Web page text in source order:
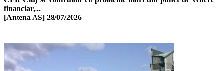
financiar,...
[Antena AS] 28/07/2026